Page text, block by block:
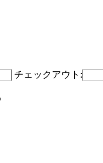
チェックアウト: